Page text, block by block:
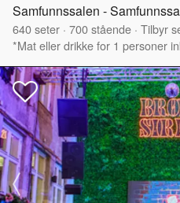
Samfunnssalen -
640seter · 700stående · Tilbyr
*Mat eller drikke for 1 personer